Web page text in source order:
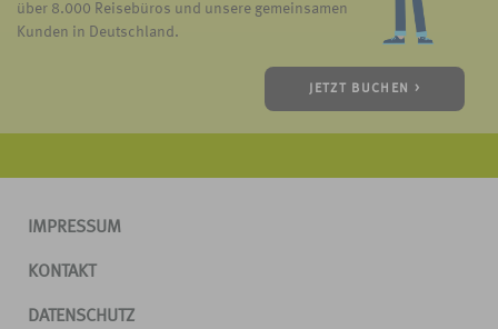
über 8.000 Reisebüros und unsere gemeinsamen
Kunden in Deutschland.
JETZT BUCHEN >
IMPRESSUM
KONTAKT
DATENSCHUTZ